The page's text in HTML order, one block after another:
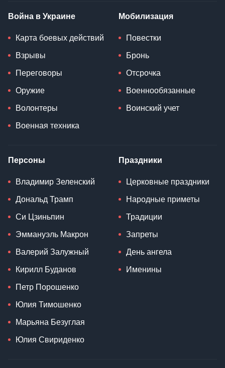
Война в Украине
Карта боевых действий
Взрывы
Переговоры
Оружие
Волонтеры
Военная техника
Мобилизация
Повестки
Бронь
Отсрочка
Военнообязанные
Воинский учет
Персоны
Владимир Зеленский
Дональд Трамп
Си Цзиньпин
Эммануэль Макрон
Валерий Залужный
Кирилл Буданов
Петр Порошенко
Юлия Тимошенко
Марьяна Безуглая
Юлия Свириденко
Праздники
Церковные праздники
Народные приметы
Традиции
Запреты
День ангела
Именины